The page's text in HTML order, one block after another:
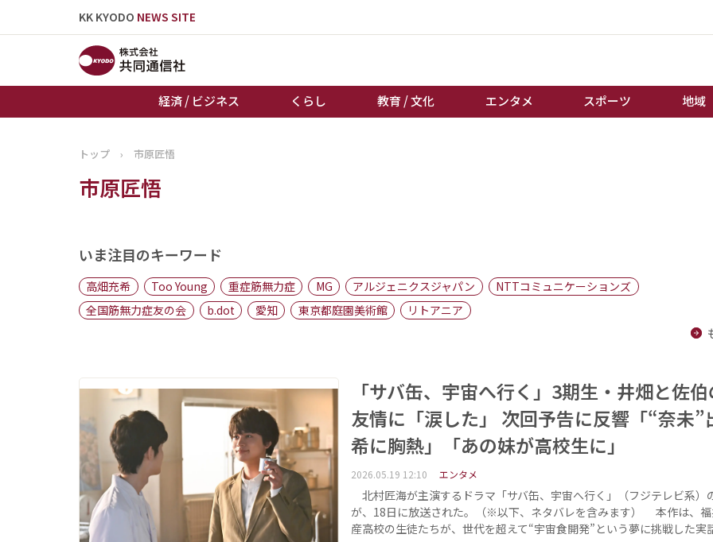
KK KYODO NEWS SITE
経済 / ビジネス くらし 教育 / 文化 エンタメ スポーツ 地域
トップページ
お知らせ
地域
キーパーソン
棋王戦
トップ › 市原匠悟
市原匠悟
いま注目のキーワード
高畑充希 Too Young 重症筋無力症 MG アルジェニクスジャパン
NTTコミュニケーションズ
全国筋無力症友の会
b.dot 愛知 東京都庭園美術館
リトアニア
「サバ缶、宇宙へ行く」3期生・井畑と佐
友情に「涙した」 次回予告に反響「“奈未”
希に胸熱」「あの妹が高校生に」
2026.05.19 12:10 エンタメ
北村匠海が主演するドラマ「サバ缶、宇宙へ行く」（フジテレビ系）
が、18日に放送された。（※以下、ネタバレを含みます） 本作は、福
産高校の生徒たちが、世代を超えて“宇宙食開発”という夢に挑戦した